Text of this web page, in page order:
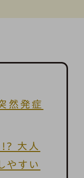
然発症
!? 大人
やすい